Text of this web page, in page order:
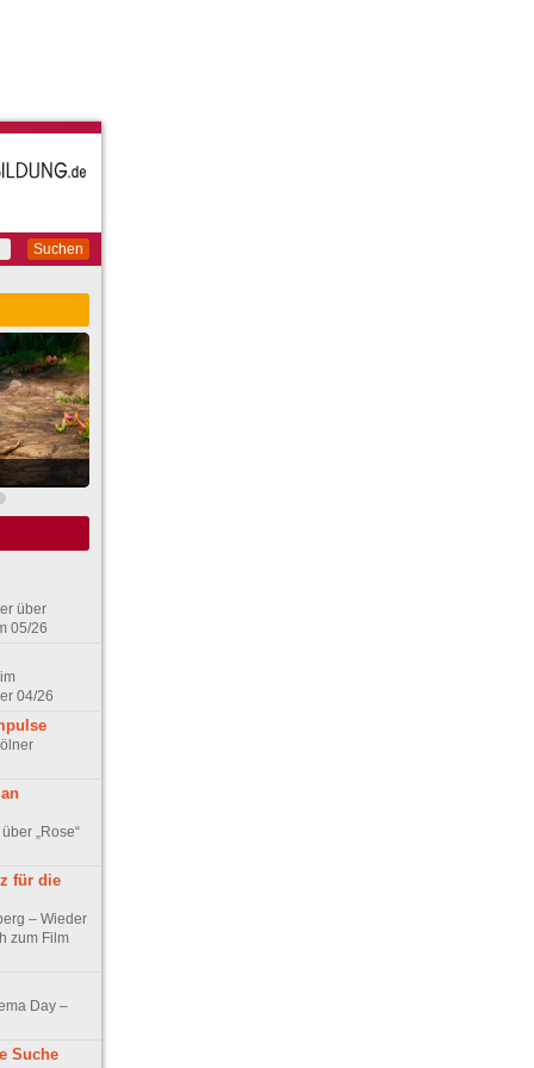
Suchen
über
05/26
04/26
„Rose“
für die
– Wieder
zum Film
Day –
Suche